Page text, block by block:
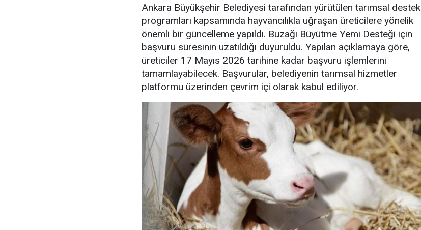
Ankara Büyükşehir Belediyesi tarafından yürütülen tarımsal destek
programları kapsamında hayvancılıkla uğraşan üreticilere yönelik
önemli bir güncelleme yapıldı. Buzağı Büyütme Yemi Desteği için
başvuru süresinin uzatıldığı duyuruldu. Yapılan açıklamaya göre,
üreticiler 17 Mayıs 2026 tarihine kadar başvuru işlemlerini
tamamlayabilecek. Başvurular, belediyenin tarımsal hizmetler
platformu üzerinden çevrim içi olarak kabul ediliyor.